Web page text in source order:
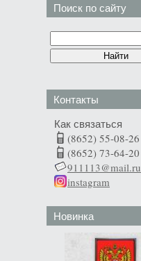
Поиск по сайту
Контакты
Как связаться
(8652) 55-08-26
(8652) 73-64-20
911113@mail.ru
instagram
Новинка